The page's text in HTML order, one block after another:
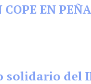
COPE EN
del